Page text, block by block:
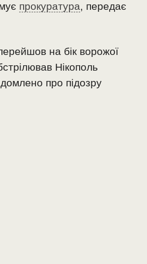
прокуратура, передає
на бік ворожої
Нікополь
про підозру